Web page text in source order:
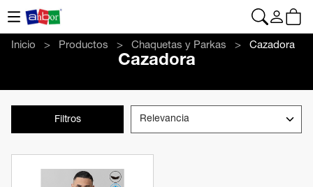
Inicio Productos Chaquetas y Parkas Cazadora
Cazadora
Filtros